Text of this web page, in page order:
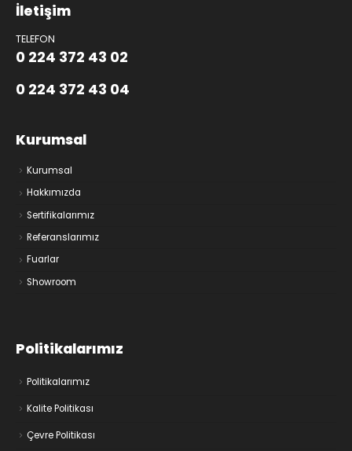
İletişim
TELEFON
0 224 372 43 02
0 224 372 43 04
Kurumsal
Kurumsal
Hakkımızda
Sertifikalarımız
Referanslarımız
Fuarlar
Showroom
Politikalarımız
Politikalarımız
Kalite Politikası
Çevre Politikası